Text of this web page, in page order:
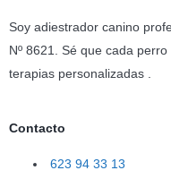
Soy adiestrador canino
Nº 8621. Sé que cada
terapias personalizadas .
Contacto
623 94 33 13